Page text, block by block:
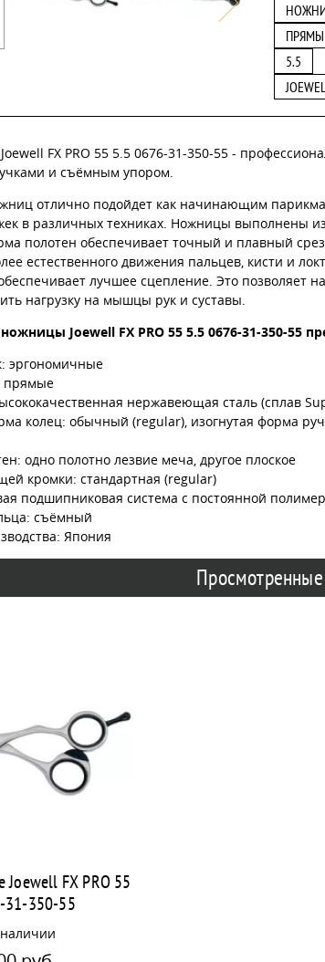
5.5
FX PRO 55 5.5 0676-31-350-55 -
и съёмным упором.
отлично подойдет как начинающим
в различных техниках. Ножницы выполнены
полотен обеспечивает точный и плавный
естественного движения пальцев, кисти и
лучшее сцепление. Это
нагрузку на мышцы рук и суставы.
Joewell FX PRO 55 5.5 0676-31-350-55
эргономичные
прямые
нержавеющая сталь (сплав
колец: обычный (regular), изогнутая форма
одно полотно лезвие меча, другое плоское
кромки: стандартная (regular)
подшипниковая система с постоянной
съёмный
Япония
Просмотренные
FX PRO 55
31-350-55